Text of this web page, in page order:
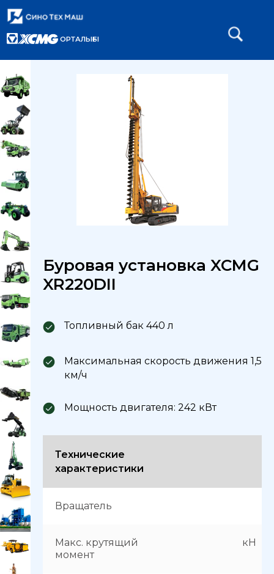
Главная
Буровая установка XCMG XR220DII
Буровая установка XCMG
XR220DII
Топливный бак 440 л
Максимальная скорость движения 1,5
км/ч
Мощность двигателя: 242 кВт
Технические
характеристики
Вращатель
Макс. крутящий
момент
кН